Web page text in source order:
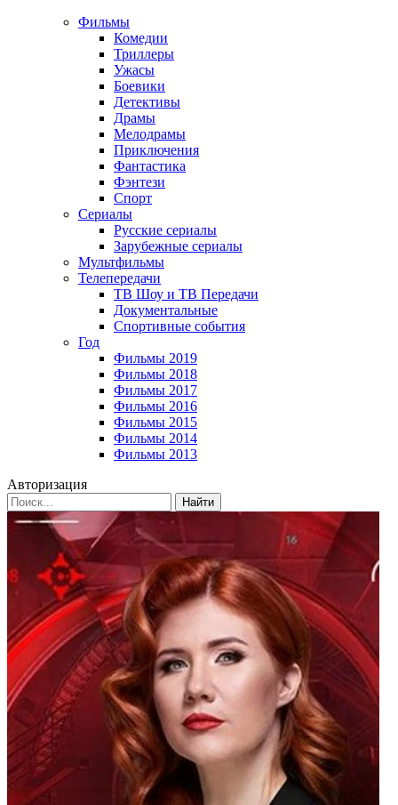
Фильмы
Комедии
Триллеры
Ужасы
Боевики
Детективы
Драмы
Мелодрамы
Приключения
Фантастика
Фэнтези
Спорт
Сериалы
Русские сериалы
Зарубежные сериалы
Мультфильмы
Телепередачи
ТВ Шоу и ТВ Передачи
Документальные
Спортивные события
Год
Фильмы 2019
Фильмы 2018
Фильмы 2017
Фильмы 2016
Фильмы 2015
Фильмы 2014
Фильмы 2013
Авторизация
Найти